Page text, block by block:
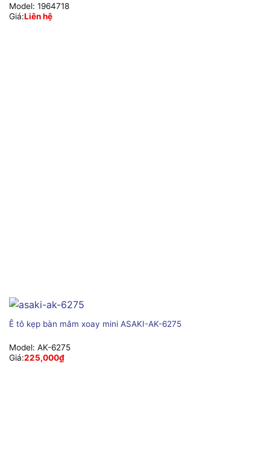
Model: 1964718
Giá:Liên hệ
Ê tô kẹp bàn mâm xoay mini ASAKI-AK-6275
Model: AK-6275
Giá:225,000₫